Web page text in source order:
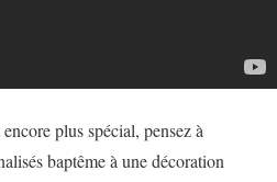
plus spécial, pensez à
baptême à une décoration